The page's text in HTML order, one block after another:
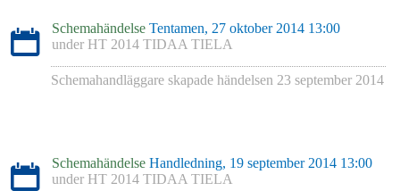
Schemahändelse Tentamen, 27 oktober 2014 13:00
under HT 2014 TIDAA TIELA
Schemahandläggare skapade händelsen 23 september 2014
Schemahändelse Handledning, 19 september 2014 13:00
under HT 2014 TIDAA TIELA